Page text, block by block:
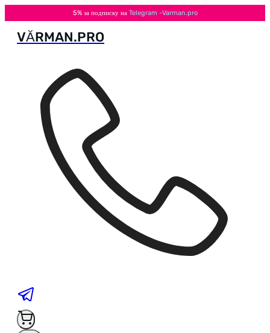
5% за подписку на Telegram -Varman.pro
Перейти
VӐRMAN.PRO